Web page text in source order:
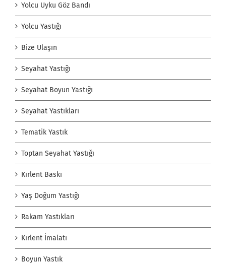
Yolcu Uyku Göz Bandı
Yolcu Yastığı
Bize Ulaşın
Seyahat Yastığı
Seyahat Boyun Yastığı
Seyahat Yastıkları
Tematik Yastık
Toptan Seyahat Yastığı
Kırlent Baskı
Yaş Doğum Yastığı
Rakam Yastıkları
Kırlent İmalatı
Boyun Yastık